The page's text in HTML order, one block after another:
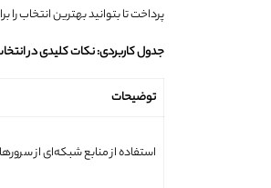
پرداخت تا بتوانید بهترین انتخاب
جدول کاربردی: نکات کلیدی در
توضیحات
استفاده از منابع شبکه‌ای از